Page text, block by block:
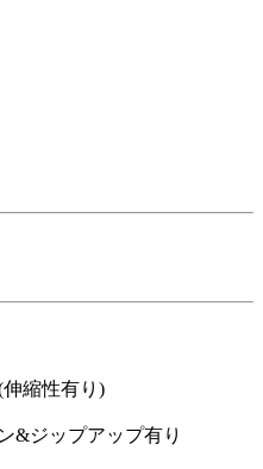
伸縮性有り)
&ジップアップ有り